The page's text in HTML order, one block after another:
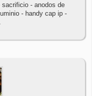
- anodos de
- handy cap ip -